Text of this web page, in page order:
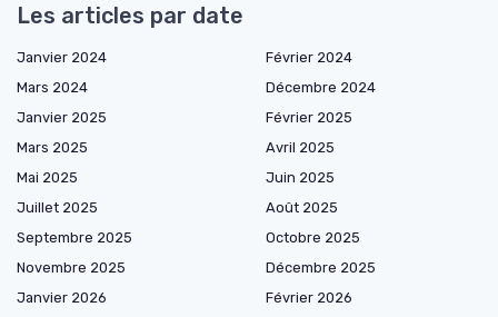
Les articles par date
Janvier 2024
Février 2024
Mars 2024
Décembre 2024
Janvier 2025
Février 2025
Mars 2025
Avril 2025
Mai 2025
Juin 2025
Juillet 2025
Août 2025
Septembre 2025
Octobre 2025
Novembre 2025
Décembre 2025
Janvier 2026
Février 2026